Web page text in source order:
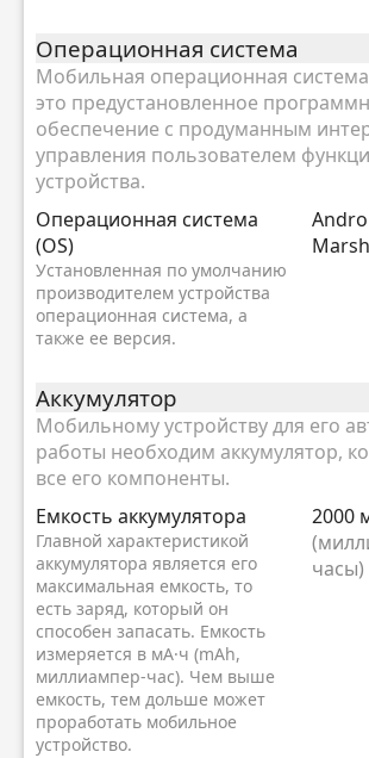
Oперационная система
Мобильная операционная
это предустановленное
обеспечение с продуманным
управления пользователем
устройства.
Oперационная система
(OS)
Установленная по умолчанию
производителем устройства
операционная система, а
также ее версия.
Аккумулятор
Мобильному устройству для его
работы необходим аккумулятор,
все его компоненты.
Емкость аккумулятора
Главной характеристикой
аккумулятора является его
максимальная емкость, то
есть заряд, который он
способен запасать. Емкость
измеряется в мА·ч (mAh,
миллиампер-час). Чем выше
емкость, тем дольше может
проработать мобильное
устройство.
2000
часы)